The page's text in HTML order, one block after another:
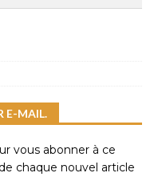
E-MAIL.
vous abonner à ce
chaque nouvel article